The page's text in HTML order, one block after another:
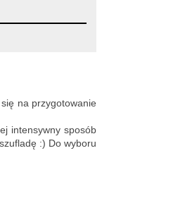
na przygotowanie
intensywny sposób
:) Do wyboru